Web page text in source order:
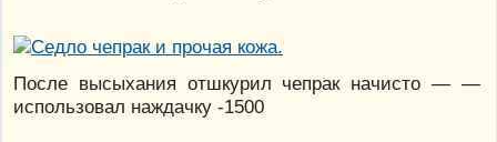
После высыхания отшкурил чепрак начисто — —
использовал наждачку -1500